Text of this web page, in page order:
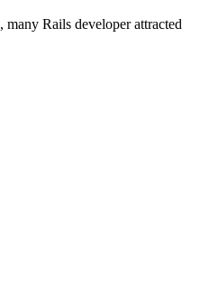
, many Rails developer attracted